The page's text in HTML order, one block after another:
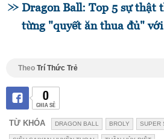
Dragon Ball: Top 5 sự thật
từng "quyết ăn thua đủ"
Theo Trí Thức Trẻ
0
CHIA SẺ
TỪ KHÓA DRAGON BALL BROLY SUPER